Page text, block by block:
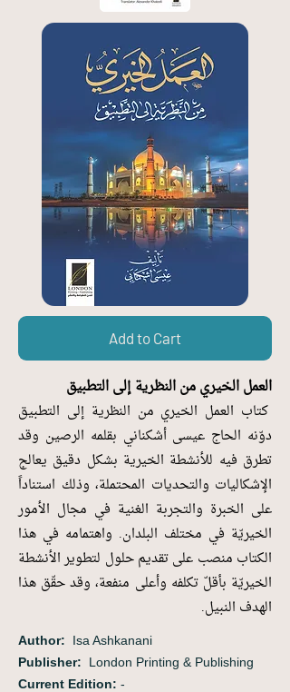
Add to Cart
العمل الخيري من النظرية إلى التطبيق
كتاب العمل الخيري من النظرية إلى التطبيق
دوّنه الحاج عيسى أشكناني بقلمه الرصين وقد
تطرق فيه للأنشطة الخيرية بشكل دقيق يعالج
الإشكاليات والتحديات المحتملة، وذلك استناداً
على الخبرة والتجربة الغنية في مجال الأمور
الخيريّة في مختلف البلدان. واهتمامه في هذا
الكتاب منصب على تقديم حلول لتطوير الأنشطة
الخيريّة بأقلّ تكلفه وأعلى منفعة، وقد حقّق هذا
الهدف النبيل.
Author:
‭ ‬Isa Ashkanani
Publisher: London Printing & Publishing
Current Edition: -